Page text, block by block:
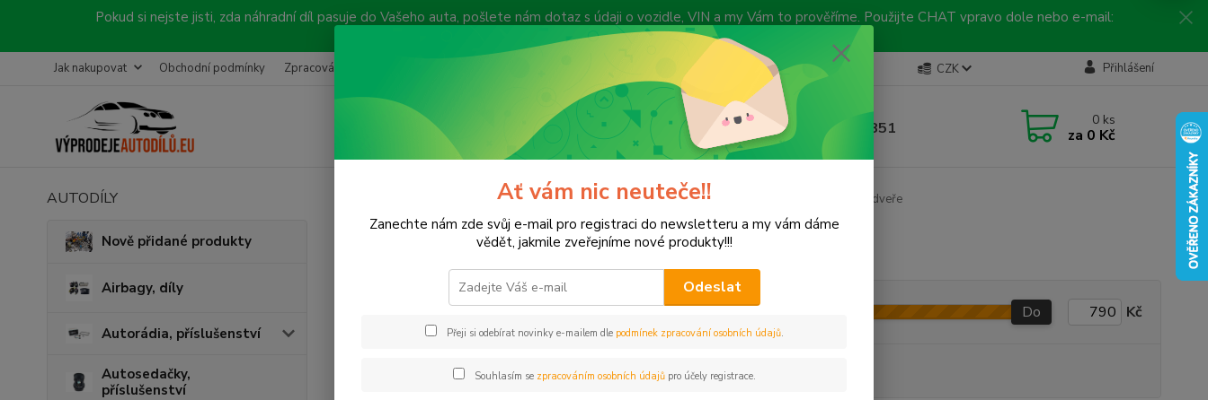
Pokud si nejste jisti, zda náhradní díl pasuje do Vašeho auta, pošlete nám dotaz s údaji o vozidle, VIN a my Vám to prověříme. Použijte CHAT vpravo dole nebo e-mail:
vyprodejeautodilu@centrum.cz
Jak nakupovat Obchodní podmínky Zpracování objednávky Vyhledat díl dle VIN kódu Kontakty CZK Přihlášení
Hledat
Zákaznická linka
+420 792 217 851
(Po-Pá, 9-16 hod.)
0 ks
za 0 Kč
AUTODÍLY
Nově přidané produkty
Airbagy, díly
Autorádia, příslušenství
Autosedačky,
příslušenství
Karoserie, části interieru, kola, díly Dveře, ochranné lišty, těsnění dveří, díly Přední dveře
Přední dveře
Kč Od Do Kč
Novinka Akce Doprava ZDARMA
Ať vám nic neuteče!!
Zanechte nám zde svůj e-mail pro registraci do newsletteru a my vám dáme
vědět, jakmile zveřejníme nové produkty!!!
Odeslat
Přeji si odebírat novinky e-mailem dle podmínek zpracování osobních údajů.
Souhlasím se zpracováním osobních údajůpro účely registrace.